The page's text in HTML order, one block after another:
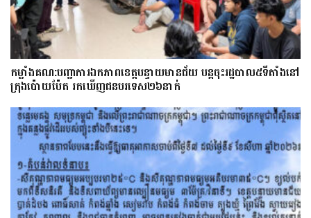
កម្លាំងគណ:បញ្ជាការឯកភាពខេត្តបន្ទាយមានជ័យ បន្តចុះរដ្ឋបាល៥ទីតាំងនៅ
ក្រុងប៉ោយប៉ែត រកឃើញជនបរទេស២៦នាក់